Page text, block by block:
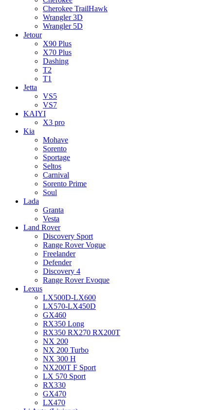
Cherokee TrailHawk
Wrangler 3D
Wrangler 5D
Jetour
X90 Plus
X70 Plus
Dashing
T2
T1
Jetta
VS5
VS7
KAIYI
X3 pro
Kia
Mohave
Sorento
Sportage
Seltos
Carnival
Sorento Prime
Soul
Lada
Granta
Vesta
Land Rover
Discovery Sport
Range Rover Vogue
Freelander
Defender
Discovery 4
Range Rover Evoque
Lexus
LX500D-LX600
LX570-LX450D
GX460
RX350 Long
RX350 RX270 RX200T
NX 200
NX 200 Turbo
NX 300 H
NX200T F Sport
LX 570 Sport
RX330
GX470
LX470